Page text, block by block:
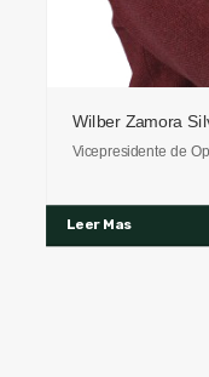
Wilber Zamora
Vicepresidente de
Leer Mas